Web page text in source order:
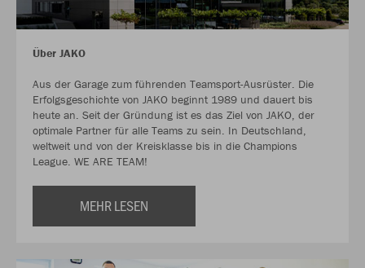
Über JAKO
Aus der Garage zum führenden Teamsport-Ausrüster. Die
Erfolgsgeschichte von JAKO beginnt 1989 und dauert bis
heute an. Seit der Gründung ist es das Ziel von JAKO, der
optimale Partner für alle Teams zu sein. In Deutschland,
weltweit und von der Kreisklasse bis in die Champions
League. WE ARE TEAM!
MEHR LESEN